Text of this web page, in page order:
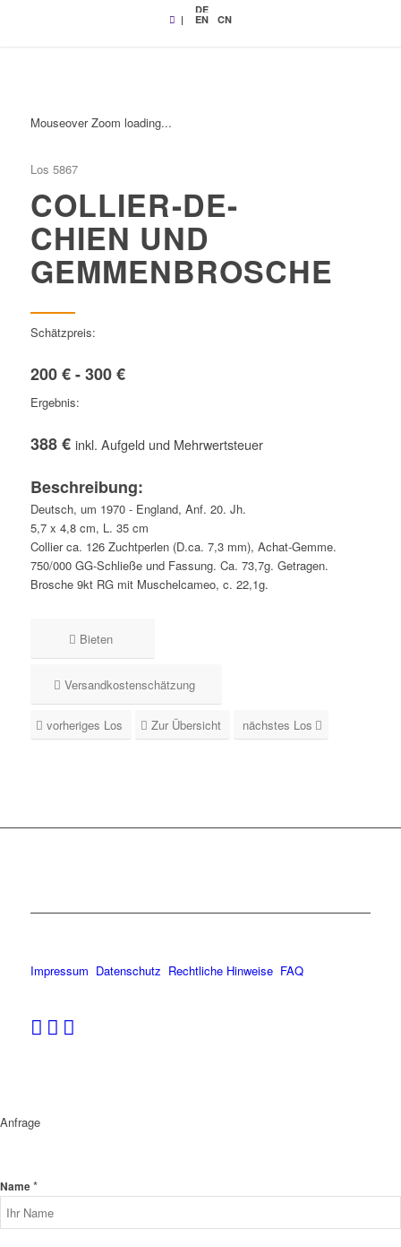
|
DE
EN CN
Mouseover Zoom loading...
Los 5867
COLLIER-DE-
CHIEN UND
GEMMENBROSCHE
Schätzpreis:
200 € - 300 €
Ergebnis:
388 € inkl. Aufgeld und Mehrwertsteuer
Beschreibung:
Deutsch, um 1970 - England, Anf. 20. Jh.
5,7 x 4,8 cm, L. 35 cm
Collier ca. 126 Zuchtperlen (D.ca. 7,3 mm), Achat-Gemme.
750/000 GG-Schließe und Fassung. Ca. 73,7g. Getragen.
Brosche 9kt RG mit Muschelcameo, c. 22,1g.
Bieten
Versandkostenschätzung
vorheriges Los Zur Übersicht nächstes Los
Impressum Datenschutz Rechtliche Hinweise FAQ
Anfrage
Name*